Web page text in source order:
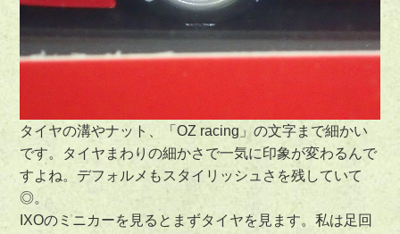
タイヤの溝やナット、「OZ racing」の文字まで細かい
です。タイヤまわりの細かさで一気に印象が変わるんで
すよね。デフォルメもスタイリッシュさを残していて
◎。
IXOのミニカーを見るとまずタイヤを見ます。私は足回